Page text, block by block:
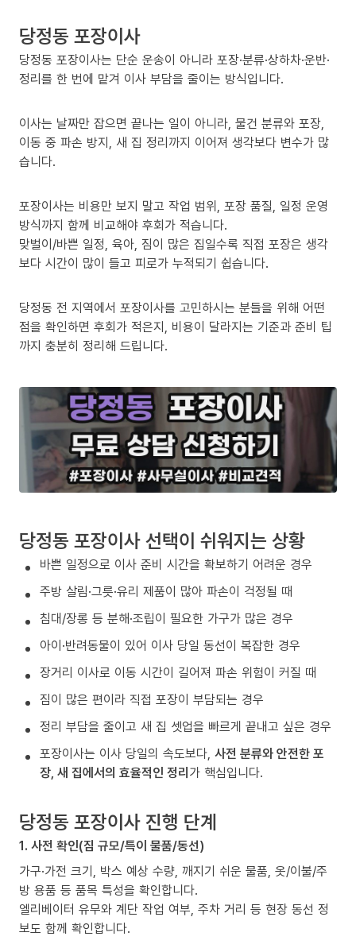
당정동 포장이사
당정동 포장이사는 단순 운송이 아니라 포장·분류·상하차·운반·
정리를 한 번에 맡겨 이사 부담을 줄이는 방식입니다.
이사는 날짜만 잡으면 끝나는 일이 아니라, 물건 분류와 포장,
이동 중 파손 방지, 새 집 정리까지 이어져 생각보다 변수가 많
습니다.
포장이사는 비용만 보지 말고 작업 범위, 포장 품질, 일정 운영
방식까지 함께 비교해야 후회가 적습니다.
맞벌이/바쁜 일정, 육아, 짐이 많은 집일수록 직접 포장은 생각
보다 시간이 많이 들고 피로가 누적되기 쉽습니다.
당정동 전 지역에서 포장이사를 고민하시는 분들을 위해 어떤
점을 확인하면 후회가 적은지, 비용이 달라지는 기준과 준비 팁
까지 충분히 정리해 드립니다.
당정동 포장이사 선택이 쉬워지는 상황
바쁜 일정으로 이사 준비 시간을 확보하기 어려운 경우
주방 살림·그릇·유리 제품이 많아 파손이 걱정될 때
침대/장롱 등 분해·조립이 필요한 가구가 많은 경우
아이·반려동물이 있어 이사 당일 동선이 복잡한 경우
장거리 이사로 이동 시간이 길어져 파손 위험이 커질 때
짐이 많은 편이라 직접 포장이 부담되는 경우
정리 부담을 줄이고 새 집 셋업을 빠르게 끝내고 싶은 경우
포장이사는 이사 당일의 속도보다, 사전 분류와 안전한 포
장, 새 집에서의 효율적인 정리가 핵심입니다.
당정동 포장이사 진행 단계
1. 사전 확인(짐 규모/특이 물품/동선)
가구·가전 크기, 박스 예상 수량, 깨지기 쉬운 물품, 옷/이불/주
방 용품 등 품목 특성을 확인합니다.
엘리베이터 유무와 계단 작업 여부, 주차 거리 등 현장 동선 정
보도 함께 확인합니다.